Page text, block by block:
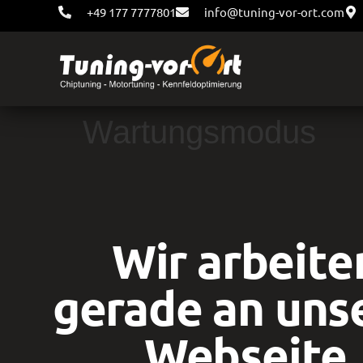
+49 177 7777801 info@tuning-vor-ort.com
Wartungsmodus
Wir
gerade an